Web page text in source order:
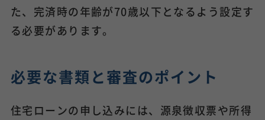
た、完済時の年齢が70歳以下となるよう設定す
る必要があります。
必要な書類と審査のポイント
住宅ローンの申し込みには、源泉徴収票や所得